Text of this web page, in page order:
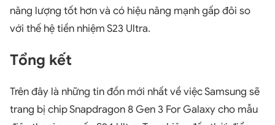
năng lượng tốt hơn và có hiệu năng mạnh gấp đôi so
với thế hệ tiền nhiệm S23 Ultra.
Tổng kết
Trên đây là những tin đồn mới nhất về việc Samsung sẽ
trang bị chip Snapdragon 8 Gen 3 For Galaxy cho mẫu